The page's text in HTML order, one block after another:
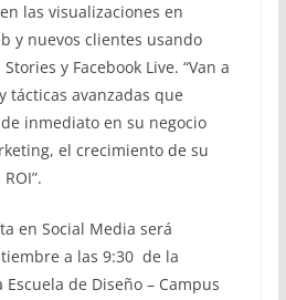
las visualizaciones en
y nuevos clientes usando
y Facebook Live. “Van a
tácticas avanzadas que
inmediato en su negocio
el crecimiento de su
en Social Media será
a las 9:30 de la
de Diseño – Campus